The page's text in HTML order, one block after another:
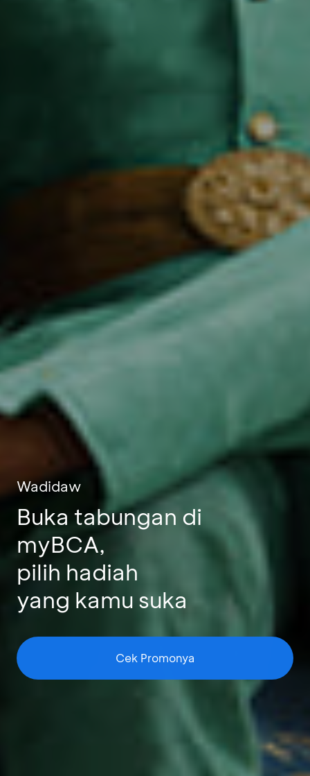
Wadidaw
Buka tabungan di
myBCA,
pilih hadiah
yang kamu suka
Cek Promonya